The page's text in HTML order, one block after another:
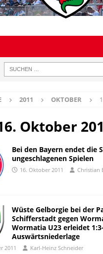
2011 OKTOBER
Oktober
Bei den Bayern endet die
ungeschlagenen Spielen
16. Oktober 2011 Christian
Wüste Gelborgie bei der
Schifferstadt gegen
Wormatia U23 erleidet
Auswärtsniederlage
2011 Karl-Heinz Schneider